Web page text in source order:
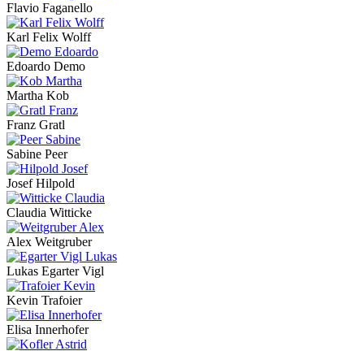
Flavio Faganello
Karl Felix Wolff
Edoardo Demo
Martha Kob
Franz Gratl
Sabine Peer
Josef Hilpold
Claudia Witticke
Alex Weitgruber
Lukas Egarter Vigl
Kevin Trafoier
Elisa Innerhofer